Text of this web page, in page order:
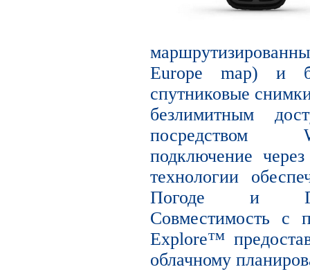
Europe map) и
спутниковые
безлимитным
посредством
подключение
технологии
Погоде и
Совместимость с
Explore™
облачному